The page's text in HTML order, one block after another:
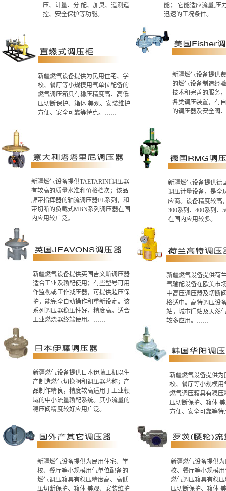
压、计量、分 配、加臭、遥测遥
控、安全保护等功能。 ……
能； 它能适应流量,压
迅速的工况条件。……
新疆燃气设备提供为民用住宅、学
校、餐厅等小规模用气单位配备的
燃气调压箱具有稳压精度高、高低
压切断保护、箱体 美观、安装维护
方便、安全可靠等特点。……
新疆燃气设备提供
的燃气设备制造经
技术和完善的服务
各类调压装置，有
的调压器及安全阀
……
新疆燃气设备提供TAETARINI调压器
有较高的质量水准和价格档次；该品
牌带指挥器的轴流调压器FL系列，和
带切断的负载式MBN系列调压器在国
内应用较广泛。 ……
新疆燃气设备提供德
调压计量设备，是全
应商。设备精度较高
300系列、400系列、
在国内应用较多。
新疆燃气设备提供英国吉文斯调压器
适合工业及输配使用；有些型号可用
作监视或工作减压器，可提供超压保
护，能完全自动操作和重新设定。该
系列调压器稳压性好，精度高。适合
工业燃烧器终端使用。……
新疆燃气设备提供荷
气输配设备在欧美市
中高压调压器及切断
格适中。高特调压设
站，城市门站及天然
较多应用。……
新疆燃气设备提供日本伊藤工机以生
产制造燃气切换阀和调压器著称；产
品制作精良，精度较高适用于工业领
域的中小流量输配系统。其小流量的
稳压阀精度较好应用广泛。……
新疆燃气设备提供为
校、餐厅等小规模用
燃气调压箱具有稳压
压切断保护、箱体
方便、安全可靠等
新疆燃气设备提供为民用住宅、学
校、餐厅等小规模用气单位配备的
燃气调压箱具有稳压精度高、高低
压切断保护、箱体 美观、安装维护
新疆燃气设备提供
校、餐厅等小规模
燃气调压箱具有稳
压切断保护、箱体